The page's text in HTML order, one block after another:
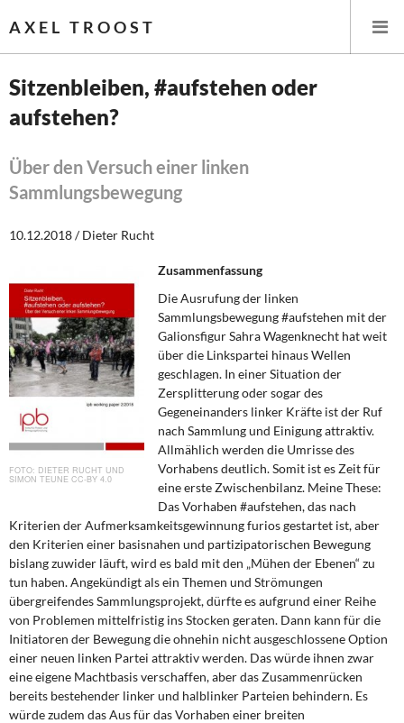
AXEL TROOST
Startseite
Themen
Leitlinien linker Wirtschafts- und Finanzpolitik
Steuer- und Finanzpolitik
Öffentliche Infrastruktur und Daseinsvorsorge
Eurokrise und Griechenland
DIE LINKE
Weitere Themen
Institut Solidarische Moderne
Rosa-Luxemburg-Stiftung
Über mich
Kontakt
Sitzenbleiben, #aufstehen oder
aufstehen?
Über den Versuch einer linken
Sammlungsbewegung
10.12.2018 / Dieter Rucht
DIETER RUCHT UND
SIMON TEUNE CC-BY 4.0
Zusammenfassung
Die Ausrufung der linken
Sammlungsbewegung #aufstehen mit der
Galionsfigur Sahra Wagenknecht hat weit
über die Linkspartei hinaus Wellen
geschlagen. In einer Situation der
Zersplitterung oder sogar des
Gegeneinanders linker Kräfte ist der Ruf
nach Sammlung und Einigung attraktiv.
Allmählich werden die Umrisse des
Vorhabens deutlich. Somit ist es Zeit für
eine erste Zwischenbilanz. Meine These:
Das Vorhaben #aufstehen, das nach
Kriterien der Aufmerksamkeitsgewinnung furios gestartet ist, aber
den Kriterien einer basisnahen und partizipatorischen Bewegung
bislang zuwider läuft, wird es bald mit den „Mühen der Ebenen“ zu
tun haben. Angekündigt als ein Themen und Strömungen
übergreifendes Sammlungsprojekt, dürfte es aufgrund einer Reihe
von Problemen mittelfristig ins Stocken geraten. Dann kann für die
Initiatoren der Bewegung die ohnehin nicht ausgeschlossene Option
einer neuen linken Partei attraktiv werden. Das würde ihnen zwar
eine eigene Machtbasis verschaffen, aber das Zusammenrücken
bereits bestehender linker und halblinker Parteien behindern. Es
würde zudem das Aus für das Vorhaben einer breiten